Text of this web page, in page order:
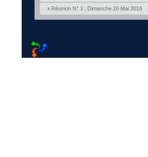
Réunion N° 3 : Dimanche 20 Mai 2018